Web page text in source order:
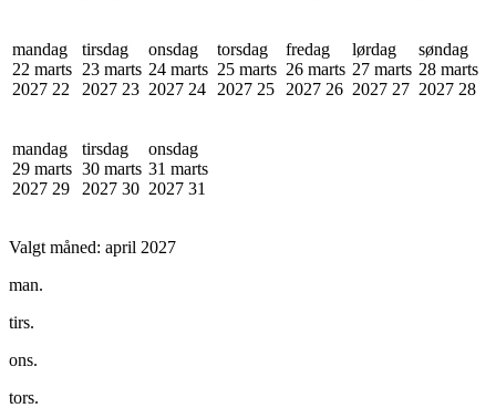
mandag
22 marts
2027 22
tirsdag
23 marts
2027 23
onsdag
24 marts
2027 24
torsdag
25 marts
2027 25
fredag
26 marts
2027 26
lørdag
27 marts
2027 27
søndag
28 marts
2027 28
mandag
29 marts
2027 29
tirsdag
30 marts
2027 30
onsdag
31 marts
2027 31
Valgt måned: april 2027
man.
tirs.
ons.
tors.